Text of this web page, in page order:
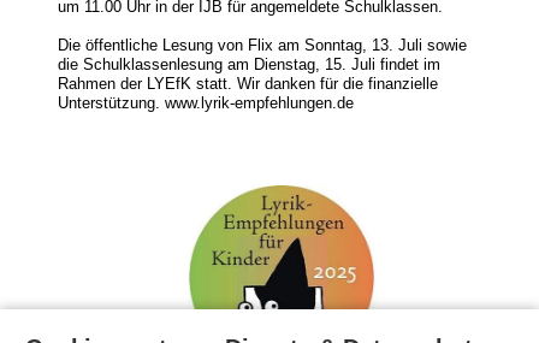
um 11.00 Uhr in der IJB für angemeldete Schulklassen.
Die öffentliche Lesung von Flix am Sonntag, 13. Juli sowie
die Schulklassenlesung am Dienstag, 15. Juli findet im
Rahmen der LYEfK statt. Wir danken für die finanzielle
Unterstützung. www.lyrik-empfehlungen.de